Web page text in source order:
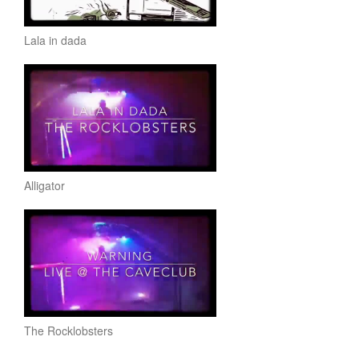
Lala in dada
Alligator
The Rocklobsters